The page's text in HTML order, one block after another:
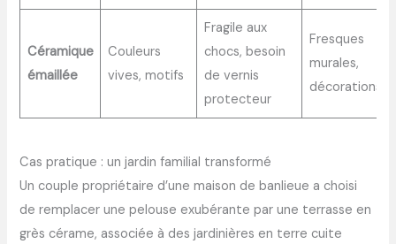
Céramique
émaillée
Couleurs
vives, motifs
Fragile aux
chocs, besoin
de vernis
protecteur
Fresques
murales,
décorations
Cas pratique : un jardin familial transformé
Un couple propriétaire d’une maison de banlieue a choisi
de remplacer une pelouse exubérante par une terrasse en
grès cérame, associée à des jardinières en terre cuite